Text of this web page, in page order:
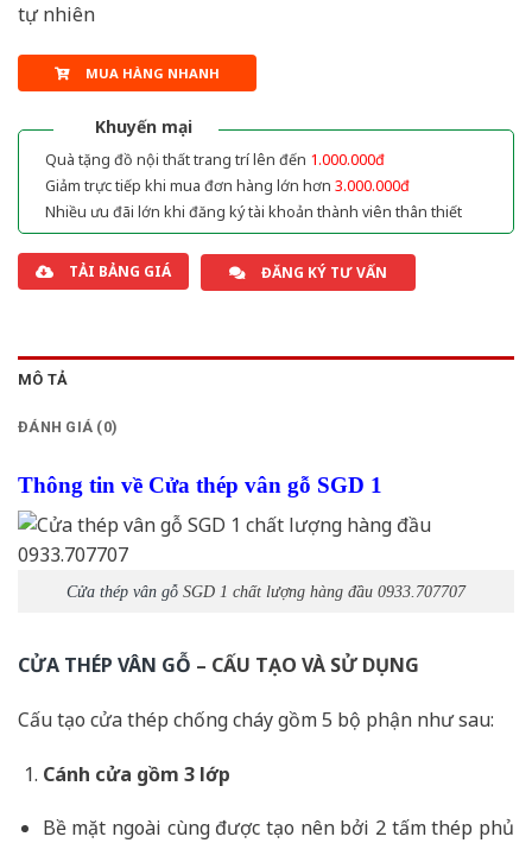
tự nhiên
MUA HÀNG NHANH
Khuyến mại
Quà tặng đồ nội thất trang trí lên đến 1.000.000đ
Giảm trực tiếp khi mua đơn hàng lớn hơn 3.000.000đ
Nhiều ưu đãi lớn khi đăng ký tài khoản thành viên thân thiết
TẢI BẢNG GIÁ ĐĂNG KÝ TƯ VẤN
MÔ TẢ
ĐÁNH GIÁ (0)
Thông tin về Cửa thép vân gỗ SGD 1
Cửa thép vân gỗ SGD 1 chất lượng hàng đầu 0933.707707
CỬA THÉP VÂN GỖ – CẤU TẠO VÀ SỬ DỤNG
Cấu tạo cửa thép chống cháy gồm 5 bộ phận như sau:
Cánh cửa gồm 3 lớp
Bề mặt ngoài cùng được tạo nên bởi 2 tấm thép phủ